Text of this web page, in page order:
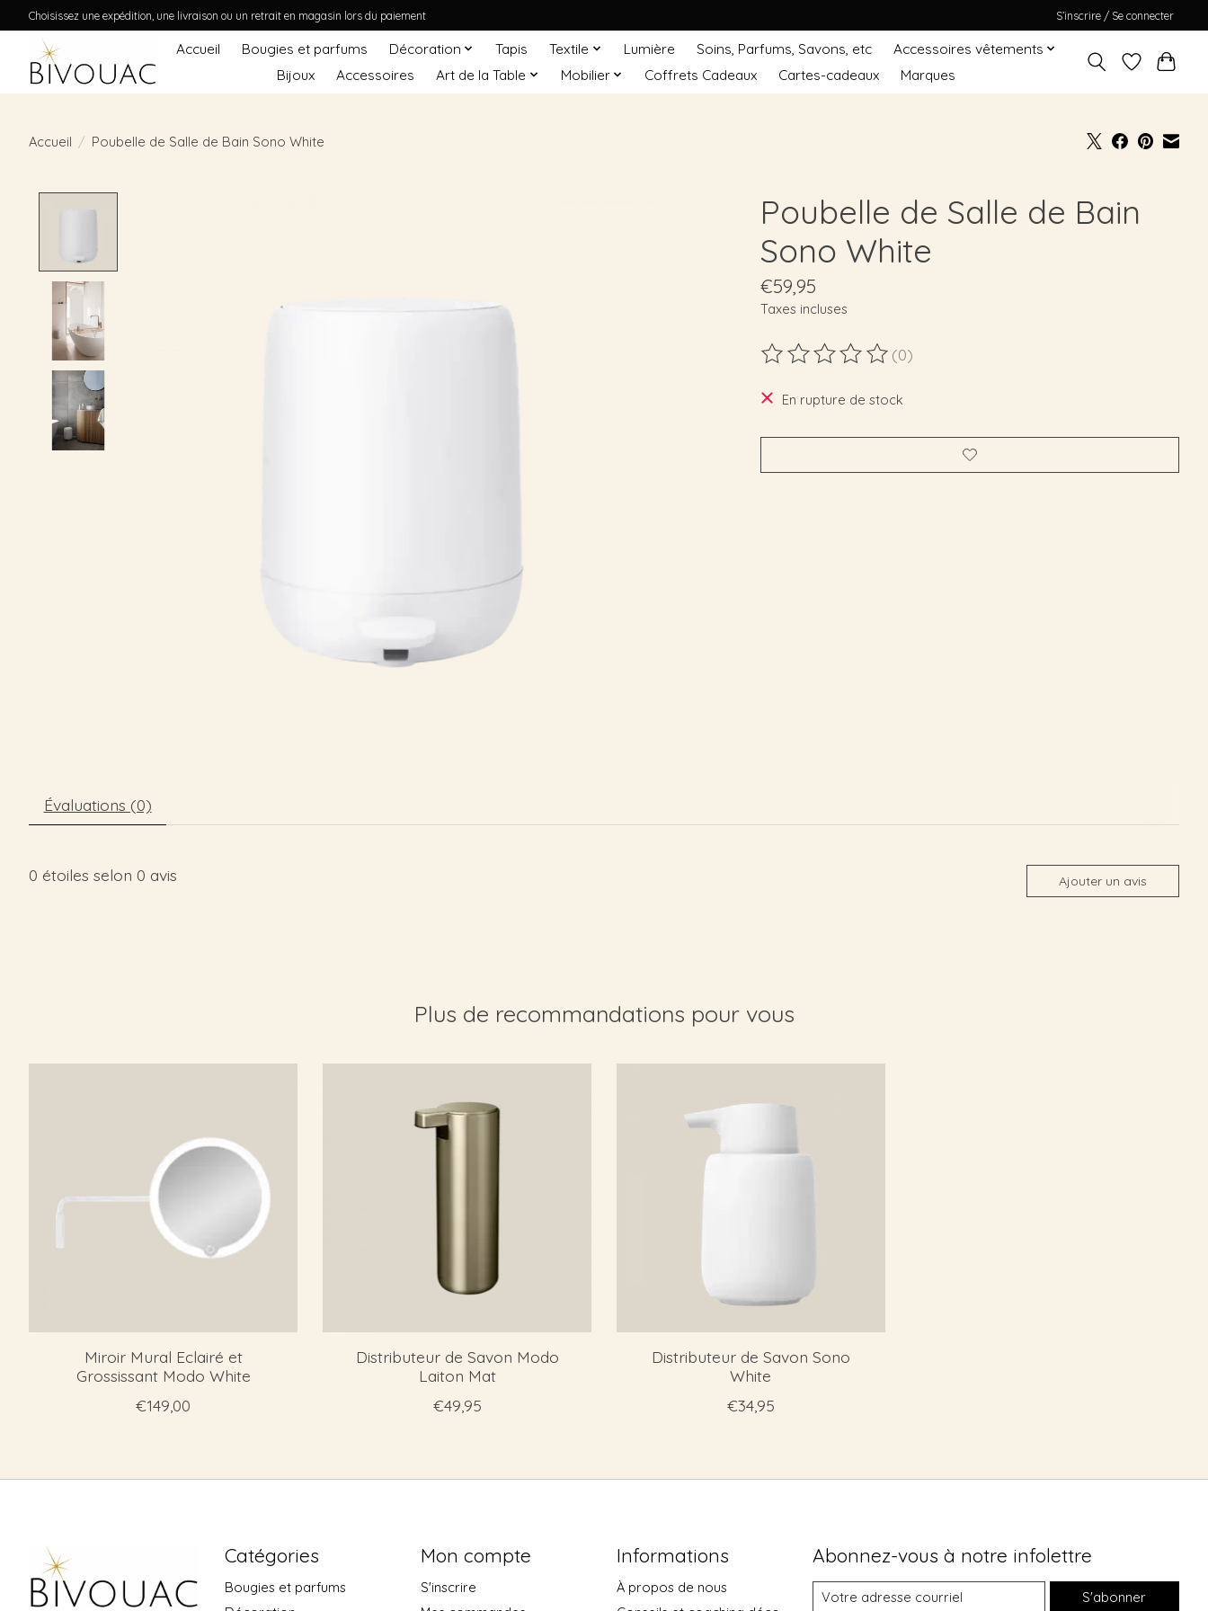
Choisissez une expédition, une livraison ou un retrait en magasin lors du paiement S’inscrire / Se connecter
Accueil Bougies et parfums Décoration Tapis Textile Lumière Soins, Parfums, Savons, etc
Accessoires vêtements
Bijoux
Accessoires Art de la Table Mobilier Coffrets Cadeaux Cartes-cadeaux Marques
Accueil / Poubelle de Salle de Bain Sono White
Poubelle de Salle de Bain
Sono White
€59,95
Taxes incluses
Ce produit est évalué à
(0)
En rupture de stock
Évaluations (0)
0 étoiles selon 0 avis Ajouter un avis
Plus de recommandations pour vous
Miroir Mural Eclairé et
Grossissant Modo White
€149,00
Distributeur de Savon Modo
Laiton Mat
€49,95
Distributeur de Savon Sono
White
€34,95
Catégories
Bougies et parfums
Mon compte
S'inscrire
Informations
À propos de nous
Abonnez-vous à notre infolettre
S'abonner